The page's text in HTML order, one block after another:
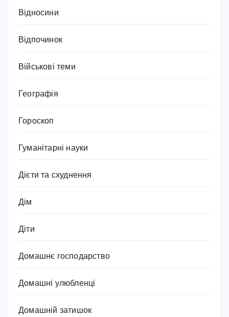
Відносини
Відпочинок
Військові теми
Географія
Гороскоп
Гуманітарні науки
Дієти та схуднення
Дім
Діти
Домашнє господарство
Домашні улюбленці
Домашній затишок